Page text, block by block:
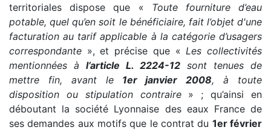
territoriales dispose que « Toute fourniture d’eau
potable, quel qu’en soit le bénéficiaire, fait l’objet d'une
facturation au tarif applicable à la catégorie d’usagers
correspondante », et précise que « Les collectivités
mentionnées à l’article L. 2224-12 sont tenues de
mettre fin, avant le1er janvier 2008, à toute
disposition ou stipulation contraire » ; qu’ainsi en
déboutant la société Lyonnaise des eaux France de
ses demandes aux motifs que le contrat du 1er février